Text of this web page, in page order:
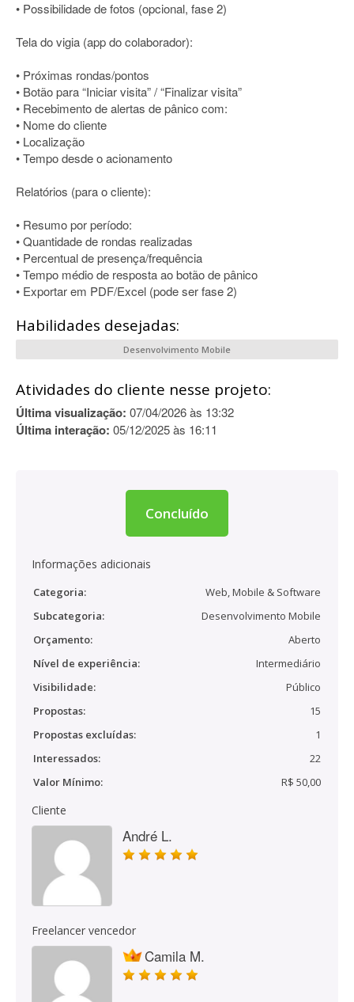
• Possibilidade de fotos (opcional, fase 2)
Tela do vigia (app do colaborador):
• Próximas rondas/pontos
• Botão para “Iniciar visita” / “Finalizar visita”
• Recebimento de alertas de pânico com:
• Nome do cliente
• Localização
• Tempo desde o acionamento
Relatórios (para o cliente):
• Resumo por período:
• Quantidade de rondas realizadas
• Percentual de presença/frequência
• Tempo médio de resposta ao botão de pânico
• Exportar em PDF/Excel (pode ser fase 2)
Habilidades desejadas:
Desenvolvimento Mobile
Atividades do cliente nesse projeto:
Última visualização: 07/04/2026 às 13:32
Última interação: 05/12/2025 às 16:11
Concluído
Informações adicionais
Categoria:
Web, Mobile & Software
Subcategoria:
Desenvolvimento Mobile
Orçamento:
Aberto
Nível de experiência:
Intermediário
Visibilidade:
Público
Propostas:
15
Propostas excluídas:
1
Interessados:
22
Valor Mínimo:
R$ 50,00
Cliente
André L.
Freelancer vencedor
Camila M.